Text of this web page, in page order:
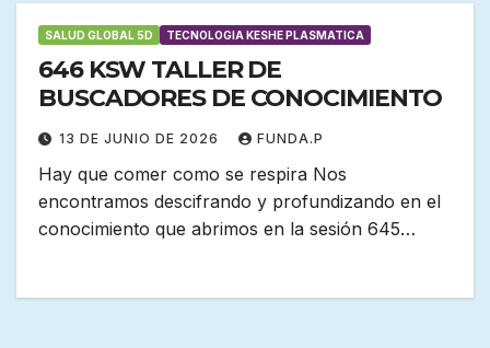
SALUD GLOBAL 5D TECNOLOGIA KESHE PLASMATICA
646 KSW TALLER DE
BUSCADORES DE CONOCIMIENTO
13 DE JUNIO DE 2026 FUNDA.P
Hay que comer como se respira Nos
encontramos descifrando y profundizando en el
conocimiento que abrimos en la sesión 645…